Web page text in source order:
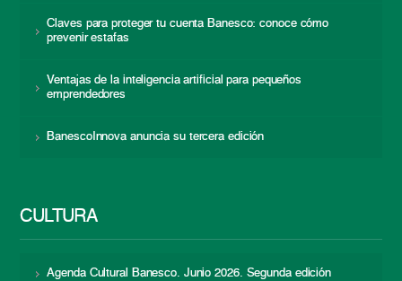
Claves para proteger tu cuenta Banesco: conoce cómo
prevenir estafas
Ventajas de la inteligencia artificial para pequeños
emprendedores
BanescoInnova anuncia su tercera edición
CULTURA
Agenda Cultural Banesco. Junio 2026. Segunda edición